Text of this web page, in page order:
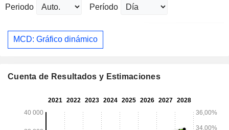
Periodo Período
MCD: Gráfico dinámico
Cuenta de Resultados y Estimaciones